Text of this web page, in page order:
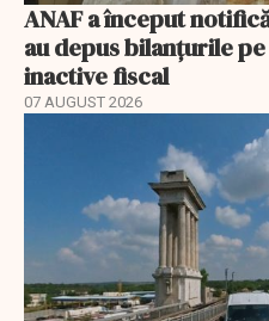
ANAF a început
au depus bilanțurile
inactive fiscal
07 AUGUST 2026